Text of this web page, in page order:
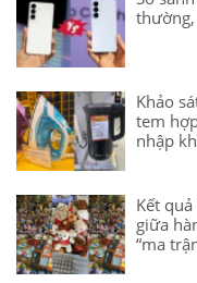
thường,
Khảo
tem
nhập
Kết
giữa
“ma